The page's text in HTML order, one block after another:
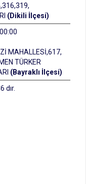
(Dikili İlçesi)
MAHALLESİ,617,
TÜRKER
(Bayraklı İlçesi)
dır.